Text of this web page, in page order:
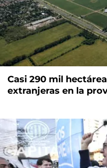
Casi 290 mil
extranjeras en la